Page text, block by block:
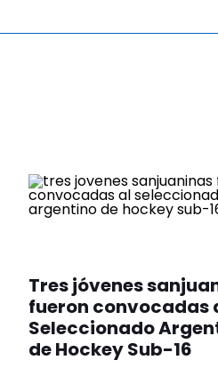
Tres jóvenes
fueron convocadas
Seleccionado
de Hockey Sub-16